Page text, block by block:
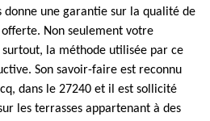
donne une garantie sur la qualité de
Non seulement votre
la méthode utilisée par ce
Son savoir-faire est reconnu
dans le 27240 et il est sollicité
les terrasses appartenant à des